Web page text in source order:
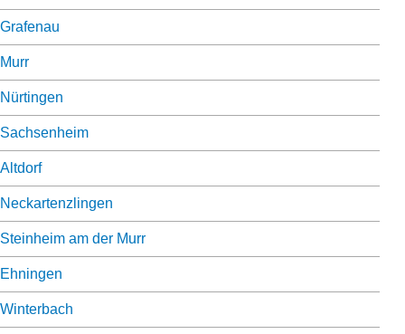
Grafenau
Murr
Nürtingen
Sachsenheim
Altdorf
Neckartenzlingen
Steinheim am der Murr
Ehningen
Winterbach